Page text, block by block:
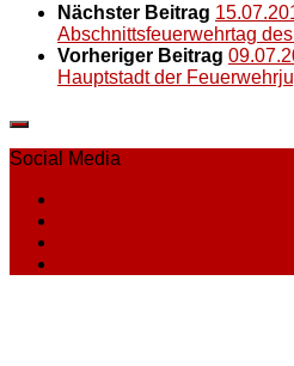
Nächster Beitrag
Abschnittsfeuerwehrtag
Vorheriger Beitrag
Hauptstadt der
Social Media